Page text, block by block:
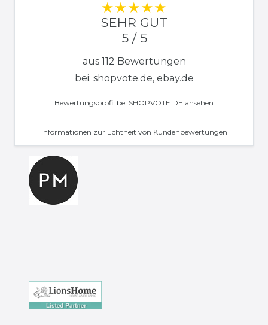
SEHR GUT
5 / 5
aus 112 Bewertungen
bei: shopvote.de, ebay.de
Bewertungsprofil bei SHOPVOTE.DE ansehen
Informationen zur Echtheit von Kundenbewertungen